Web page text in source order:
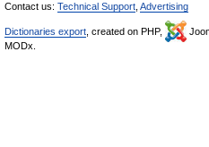
Contact us: Technical Support Advertising
Dictionaries export , created on PHP,
MODx.